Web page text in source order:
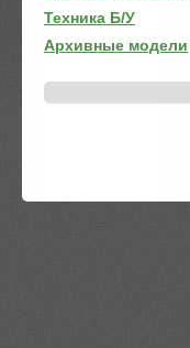
Техника Б/У
Архивные модели